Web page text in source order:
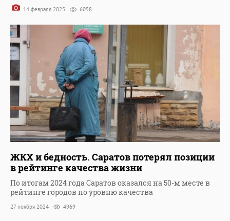
14 февраля 2025 6058
ЖКХ и бедность. Саратов потерял позиции
в рейтинге качества жизни
По итогам 2024 года Саратов оказался на 50-м месте в
рейтинге городов по уровню качества
27 ноября 2024 4969